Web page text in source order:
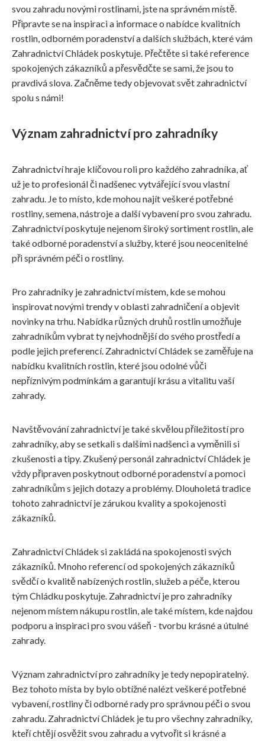
svou zahradu novými rostlinami, jste na správném místě.
Připravte se na inspiraci a informace o nabídce kvalitních
rostlin, odborném poradenství a dalších službách, které vám
Zahradnictví Chládek poskytuje. Přečtěte si také reference
spokojených zákazníků a přesvědčte se sami, že jsou to
pravdivá slova. Začněme tedy objevovat svět zahradnictví
spolu s námi!
Význam zahradnictví pro zahradníky
Zahradnictví hraje klíčovou roli pro každého zahradníka, ať
už je to profesionál či nadšenec vytvářející svou vlastní
zahradu. Je to místo, kde mohou najít veškeré potřebné
rostliny, semena, nástroje a další vybavení pro svou zahradu.
Zahradnictví poskytuje nejenom široký sortiment rostlin, ale
také odborné poradenství a služby, které jsou neocenitelné
při správném péči o rostliny.
Pro zahradníky je zahradnictví místem, kde se mohou
inspirovat novými trendy v oblasti zahradničení a objevit
novinky na trhu. Nabídka různých druhů rostlin umožňuje
zahradníkům vybrat ty nejvhodnější do svého prostředí a
podle jejich preferencí. Zahradnictví Chládek se zaměřuje na
nabídku kvalitních rostlin, které jsou odolné vůči
nepříznivým podmínkám a garantují krásu a vitalitu vaší
zahrady.
Navštěvování zahradnictví je také skvělou příležitostí pro
zahradníky, aby se setkali s dalšími nadšenci a vyměnili si
zkušenosti a tipy. Zkušený personál zahradnictví Chládek je
vždy připraven poskytnout odborné poradenství a pomoci
zahradníkům s jejich dotazy a problémy. Dlouholetá tradice
tohoto zahradnictví je zárukou kvality a spokojenosti
zákazníků.
Zahradnictví Chládek si zakládá na spokojenosti svých
zákazníků. Mnoho referencí od spokojených zákazníků
svědčí o kvalitě nabízených rostlin, služeb a péče, kterou
tým Chládku poskytuje. Zahradnictví je pro zahradníky
nejenom místem nákupu rostlin, ale také místem, kde najdou
podporu a inspiraci pro svou vášeň - tvorbu krásné a útulné
zahrady.
Význam zahradnictví pro zahradníky je tedy nepopiratelný.
Bez tohoto místa by bylo obtížné nalézt veškeré potřebné
vybavení, rostliny či odborné rady pro správnou péči o svou
zahradu. Zahradnictví Chládek je tu pro všechny zahradníky,
kteří chtějí osvěžit svou zahradu a vytvořit si krásné a